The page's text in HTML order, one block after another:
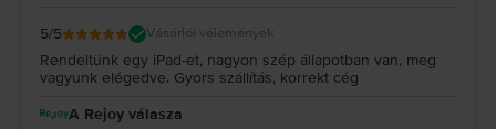
5/5 Vásárlói vélemények
Rendeltünk egy iPad-et, nagyon szép állapotban van, meg
vagyunk elégedve. Gyors szállítás, korrekt cég
A Rejoy válasza